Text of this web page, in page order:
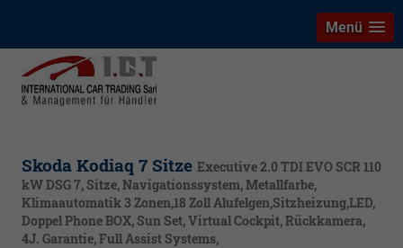
Menü
Skoda Kodiaq 7 Sitze Executive 2.0 TDI EVO SCR 110
kW DSG 7, Sitze, Navigationssystem, Metallfarbe,
Klimaautomatik 3 Zonen,18 Zoll Alufelgen,Sitzheizung,LED,
Doppel Phone BOX, Sun Set, Virtual Cockpit, Rückkamera,
4J. Garantie, Full Assist Systems,